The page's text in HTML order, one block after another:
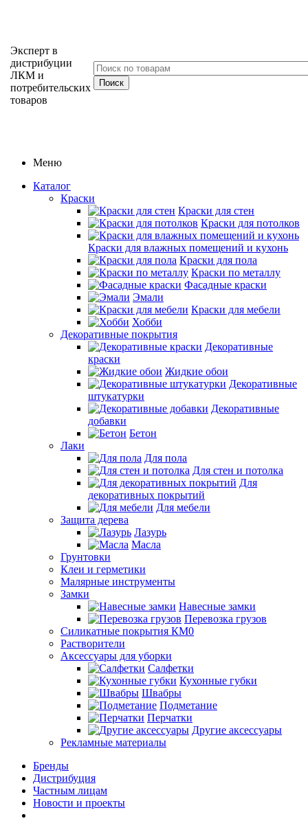
Эксперт в
дистрибуции
ЛКМ и
потребительских
товаров
Меню
Каталог
Краски
Краски для стен
Краски для потолков
Краски для влажных помещений и кухонь
Краски для пола
Краски по металлу
Фасадные краски
Эмали
Краски для мебели
Хобби
Декоративные покрытия
Декоративные
краски
Жидкие обои
Декоративные
штукатурки
Декоративные
добавки
Бетон
Лаки
Для пола
Для стен и потолка
Для
декоративных покрытий
Для мебели
Защита дерева
Лазурь
Масла
Грунтовки
Клеи и герметики
Малярные инструменты
Замки
Навесные замки
Перевозка грузов
Силикатные покрытия КМ0
Растворители
Аксессуары для уборки
Салфетки
Кухонные губки
Швабры
Подметание
Перчатки
Другие аксессуары
Рекламные материалы
Бренды
Дистрибуция
Частным лицам
Новости и проекты